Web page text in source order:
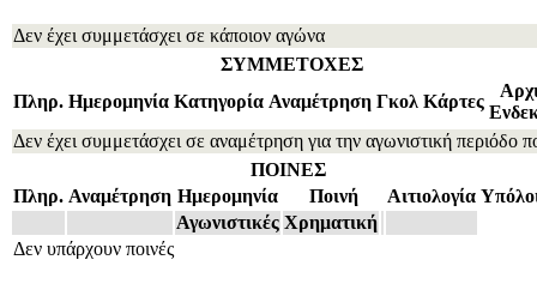
Δεν έχει συμμετάσχει σε κάποιον αγώνα
ΣΥΜΜΕΤΟΧΕΣ
Πληρ. Ημερομηνία Κατηγορία Αναμέτρηση Γκολ Κάρτες
Δεν έχει συμμετάσχει σε αναμέτρηση για την αγωνιστική περιόδο
ΠΟΙΝΕΣ
Πληρ. Αναμέτρηση Ημερομηνία Ποινή Αιτιολογία
Αγωνιστικές Χρηματική
Δεν υπάρχουν ποινές